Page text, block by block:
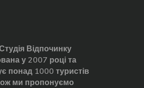
Відпочинку
у 2007 році та
понад 1000 туристів
ми пропонуємо